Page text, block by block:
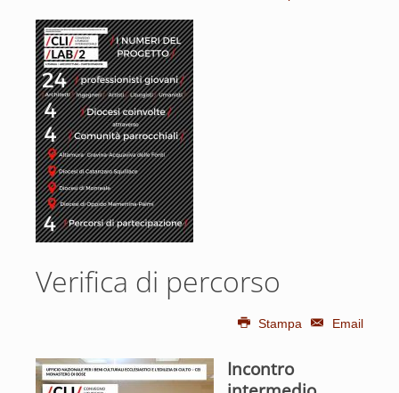
Verifica di percorso
Stampa Email
Incontro